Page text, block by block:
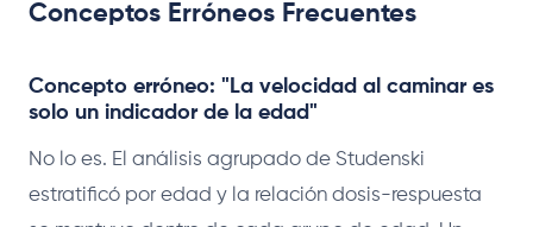
Conceptos Erróneos Frecuentes
Concepto erróneo: "La velocidad al caminar es
solo un indicador de la edad"
No lo es. El análisis agrupado de Studenski
estratificó por edad y la relación dosis-respuesta